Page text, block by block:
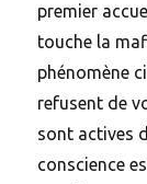
premier
touche la
phénomène
refusent de
sont actives
conscience